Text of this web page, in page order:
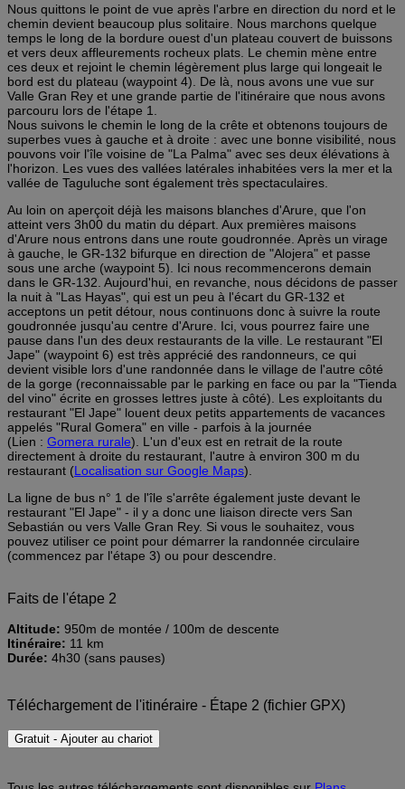
Nous quittons le point de vue après l'arbre en direction du nord et le
chemin devient beaucoup plus solitaire. Nous marchons quelque
temps le long de la bordure ouest d'un plateau couvert de buissons
et vers deux affleurements rocheux plats. Le chemin mène entre
ces deux et rejoint le chemin légèrement plus large qui longeait le
bord est du plateau (waypoint 4). De là, nous avons une vue sur
Valle Gran Rey et une grande partie de l'itinéraire que nous avons
parcouru lors de l'étape 1.
Nous suivons le chemin le long de la crête et obtenons toujours de
superbes vues à gauche et à droite : avec une bonne visibilité, nous
pouvons voir l'île voisine de "La Palma" avec ses deux élévations à
l'horizon. Les vues des vallées latérales inhabitées vers la mer et la
vallée de Taguluche sont également très spectaculaires.
Au loin on aperçoit déjà les maisons blanches d'Arure, que l'on
atteint vers 3h00 du matin du départ. Aux premières maisons
d'Arure nous entrons dans une route goudronnée. Après un virage
à gauche, le GR-132 bifurque en direction de "Alojera" et passe
sous une arche (waypoint 5). Ici nous recommencerons demain
dans le GR-132. Aujourd'hui, en revanche, nous décidons de passer
la nuit à "Las Hayas", qui est un peu à l'écart du GR-132 et
acceptons un petit détour, nous continuons donc à suivre la route
goudronnée jusqu'au centre d'Arure. Ici, vous pourrez faire une
pause dans l'un des deux restaurants de la ville. Le restaurant "El
Jape" (waypoint 6) est très apprécié des randonneurs, ce qui
devient visible lors d'une randonnée dans le village de l'autre côté
de la gorge (reconnaissable par le parking en face ou par la "Tienda
del vino" écrite en grosses lettres juste à côté). Les exploitants du
restaurant "El Jape" louent deux petits appartements de vacances
appelés "Rural Gomera" en ville - parfois à la journée
(Lien : Gomera rurale). L'un d'eux est en retrait de la route
directement à droite du restaurant, l'autre à environ 300 m du
restaurant (Localisation sur Google Maps).
La ligne de bus n° 1 de l'île s'arrête également juste devant le
restaurant "El Jape" - il y a donc une liaison directe vers San
Sebastián ou vers Valle Gran Rey. Si vous le souhaitez, vous
pouvez utiliser ce point pour démarrer la randonnée circulaire
(commencez par l'étape 3) ou pour descendre.
Faits de l'étape 2
Altitude: 950m de montée / 100m de descente
Itinéraire: 11 km
Durée: 4h30 (sans pauses)
Téléchargement de l'itinéraire - Étape 2 (fichier GPX)
Gratuit - Ajouter au chariot